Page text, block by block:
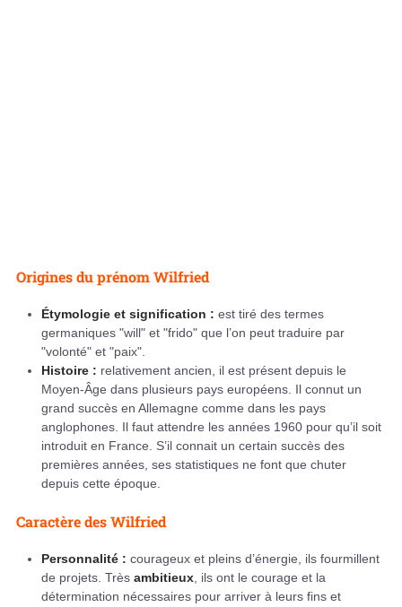
Origines du prénom Wilfried
Étymologie et signification : est tiré des termes
germaniques "will" et "frido" que l’on peut traduire par
"volonté" et "paix".
Histoire : relativement ancien, il est présent depuis le
Moyen-Âge dans plusieurs pays européens. Il connut un
grand succès en Allemagne comme dans les pays
anglophones. Il faut attendre les années 1960 pour qu’il soit
introduit en France. S’il connait un certain succès des
premières années, ses statistiques ne font que chuter
depuis cette époque.
Caractère des Wilfried
Personnalité : courageux et pleins d’énergie, ils fourmillent
de projets. Très ambitieux , ils ont le courage et la
détermination nécessaires pour arriver à leurs fins et